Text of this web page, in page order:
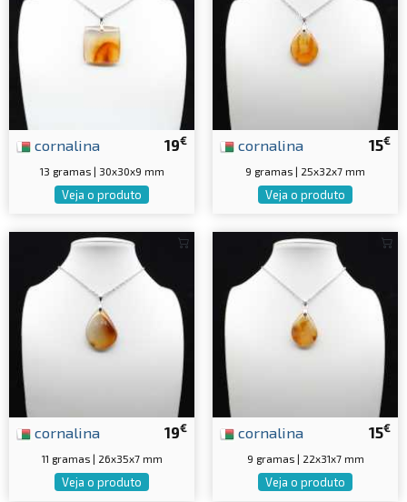
19€
cornalina
13 gramas | 30x30x9 mm
Veja o produto
15€
cornalina
9 gramas | 25x32x7 mm
Veja o produto
19€
cornalina
11 gramas | 26x35x7 mm
Veja o produto
15€
cornalina
9 gramas | 22x31x7 mm
Veja o produto